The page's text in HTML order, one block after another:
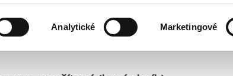
Analytické Marketingové